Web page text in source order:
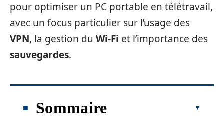
pour optimiser un PC portable en télétravail,
avec un focus particulier sur l’usage des
VPN, la gestion du Wi-Fi et l’importance des
sauvegardes.
Sommaire